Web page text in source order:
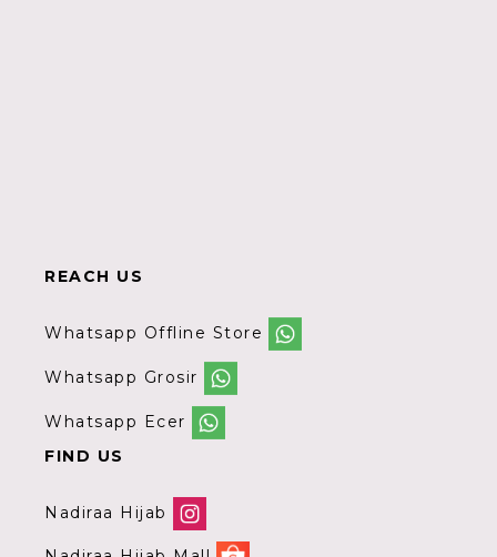
REACH US
Whatsapp Offline Store
Whatsapp Grosir
Whatsapp Ecer
FIND US
Nadiraa Hijab